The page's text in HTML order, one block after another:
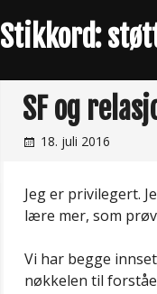
Stikkord:
SF og
18. juli 2016
Jeg er privilegert.
lære mer, som
Vi har begge
nøkkelen til